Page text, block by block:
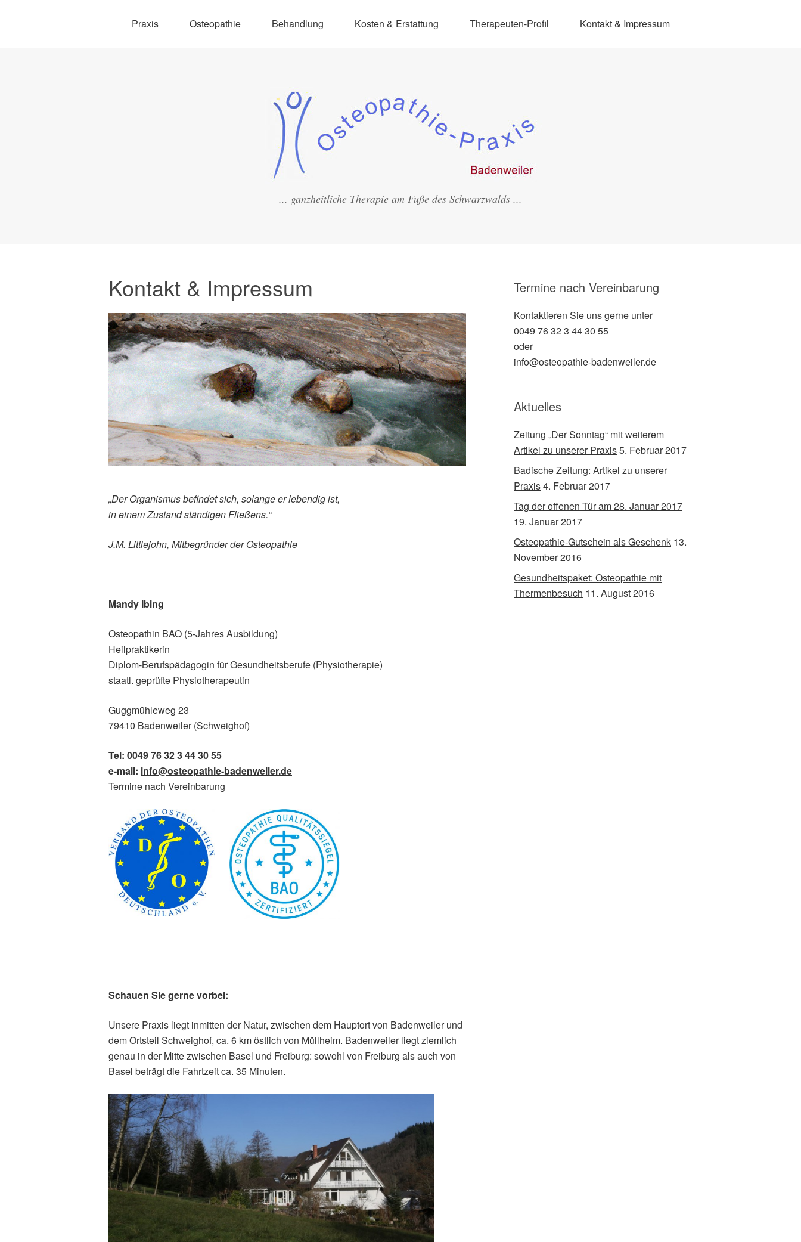
Praxis Osteopathie Behandlung Kosten & Erstattung Therapeuten-Profil Kontakt & Impressum
... ganzheitliche Therapie am Fuße des Schwarzwalds ...
Kontakt & Impressum
„Der Organismus befindet sich, solange er lebendig ist,
in einem Zustand ständigen Fließens.“
J.M. Littlejohn, Mitbegründer der Osteopathie
Mandy Ibing
Osteopathin BAO (5-Jahres Ausbildung)
Heilpraktikerin
Diplom-Berufspädagogin für Gesundheitsberufe (Physiotherapie)
staatl. geprüfte Physiotherapeutin
Guggmühleweg 23
79410 Badenweiler (Schweighof)
Tel: 0049 76 32 3 44 30 55
e-mail: info@osteopathie-badenweiler.de
Termine nach Vereinbarung
Schauen Sie gerne vorbei:
Unsere Praxis liegt inmitten der Natur, zwischen dem Hauptort von Badenweiler und
dem Ortsteil Schweighof, ca. 6 km östlich von Müllheim. Badenweiler liegt ziemlich
genau in der Mitte zwischen Basel und Freiburg: sowohl von Freiburg als auch von
Basel beträgt die Fahrtzeit ca. 35 Minuten.
Termine nach Vereinbarung
Kontaktieren Sie uns gerne unter
0049 76 32 3 44 30 55
oder
info@osteopathie-badenweiler.de
Aktuelles
Zeitung „Der Sonntag“ mit weiterem
Artikel zu unserer Praxis5. Februar 2017
Badische Zeitung: Artikel zu unserer
Praxis4. Februar 2017
Tag der offenen Tür am 28. Januar 2017
19. Januar 2017
Osteopathie-Gutschein als Geschenk 13.
November 2016
Gesundheitspaket: Osteopathie mit
Thermenbesuch 11. August 2016